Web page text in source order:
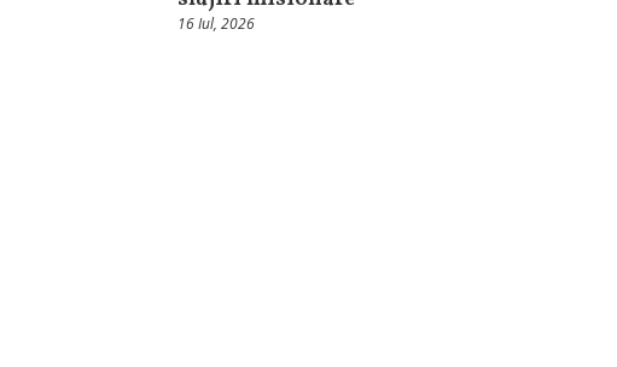
16 Iul, 2026